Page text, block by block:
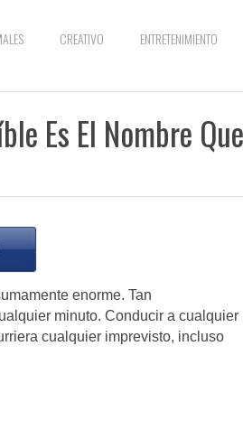
CREATIVO ENTRETENIMIENTO
Es El Nombre Que
enorme. Tan
minuto. Conducir a cualquier
cualquier imprevisto, incluso